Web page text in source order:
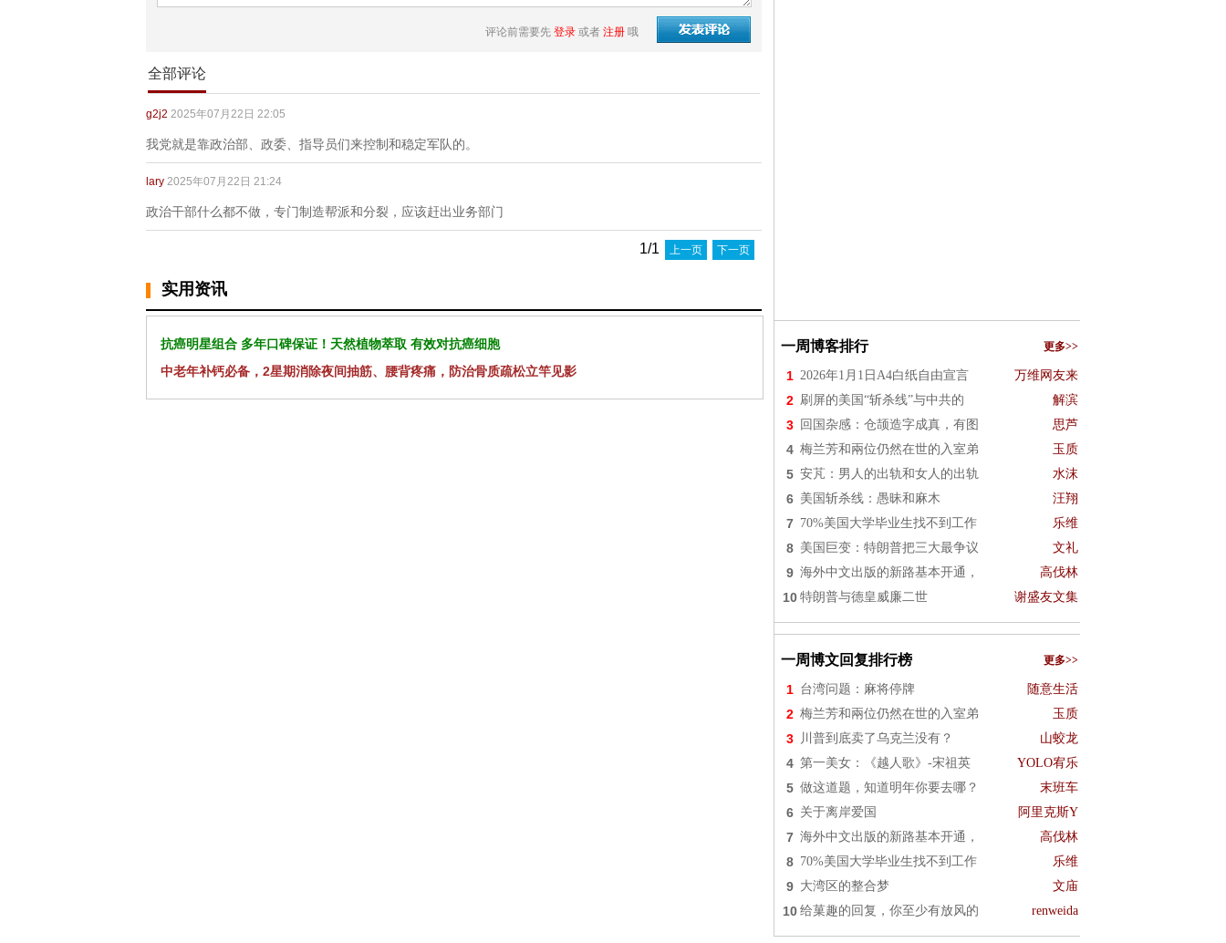
评论前需要先 登录 或者 注册 哦
全部评论
g2j2 2025年07月22日 22:05
我党就是靠政治部、政委、指导员们来控制和稳定军队的。
lary 2025年07月22日 21:24
政治干部什么都不做，专门制造帮派和分裂，应该赶出业务部门
1/1 上一页 下一页
实用资讯
抗癌明星组合 多年口碑保证！天然植物萃取 有效对抗癌细胞
中老年补钙必备，2星期消除夜间抽筋、腰背疼痛，防治骨质疏松立竿见影
一周博客排行 更多>>
1 2026年1月1日A4白纸自由宣言 万维网友来
2 刷屏的美国“斩杀线”与中共的 解滨
3 回国杂感：仓颉造字成真，有图 思芦
4 梅兰芳和兩位仍然在世的入室弟 玉质
5 安芃：男人的出轨和女人的出轨 水沫
6 美国斩杀线：愚昧和麻木 汪翔
7 70%美国大学毕业生找不到工作 乐维
8 美国巨变：特朗普把三大最争议 文礼
9 海外中文出版的新路基本开通， 高伐林
10 特朗普与德皇威廉二世 谢盛友文集
一周博文回复排行榜 更多>>
1 台湾问题：麻将停牌 随意生活
2 梅兰芳和兩位仍然在世的入室弟 玉质
3 川普到底卖了乌克兰没有？ 山蛟龙
4 第一美女：《越人歌》-宋祖英 YOLO宥乐
5 做这道题，知道明年你要去哪？ 末班车
6 关于离岸爱国 阿里克斯Y
7 海外中文出版的新路基本开通， 高伐林
8 70%美国大学毕业生找不到工作 乐维
9 大湾区的整合梦 文庙
10 给菓趣的回复，你至少有放风的 renweida